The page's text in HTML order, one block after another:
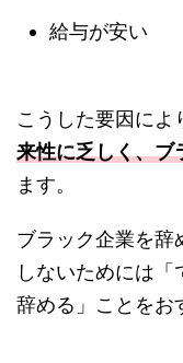
給与が安い
こうした要因によ
来性に乏しく、ブ
ます。
ブラック企業を辞
しないためには
辞める」ことをお